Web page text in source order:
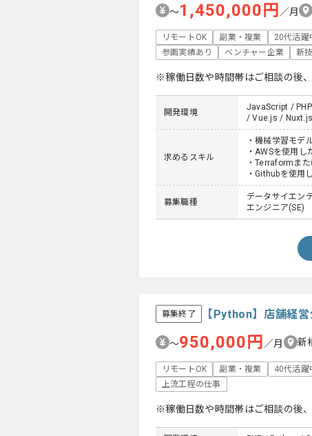
〜1,450,000円 ／月
リモートOK 副業・複業 20代活躍
参画実績あり
ベンチャー企業 新
※稼働日数や時間帯はご相談の後
開発環境
JavaScript /
/ Vue.js / Nuxt.js
求めるスキル
・機械学習モデ
・AWSを使用し
・Terraformま
・Githubを使用
募集職種
データサイエン
エンジニア(SE)
募集終了 【Python】店舗経
〜950,000円 ／月 新
リモートOK 副業・複業 40代活躍
上流工程の仕事
※稼働日数や時間帯はご相談の後